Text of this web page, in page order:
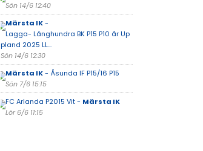
Sön 14/6 12:40
Märsta IK-
Lagga- Långhundra BK P15 P10 år Up
pland 2025 LL...
Sön 14/6 12:30
Märsta IK- Åsunda IF P15/16 P15
Sön 7/6 15:15
FC Arlanda P2015 Vit - Märsta IK
Lör 6/6 11:15